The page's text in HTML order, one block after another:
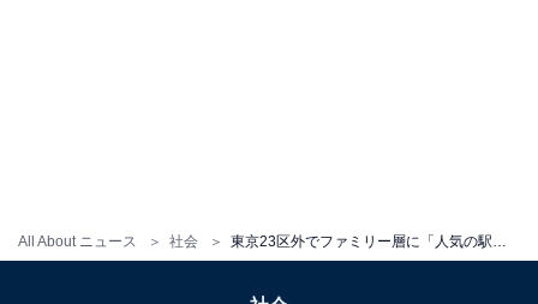
All About ニュース 社会 東京23区外でファミリー層に「人気の駅」ランキング！ 3位「三鷹駅」、2位「八王子駅」、1位は？